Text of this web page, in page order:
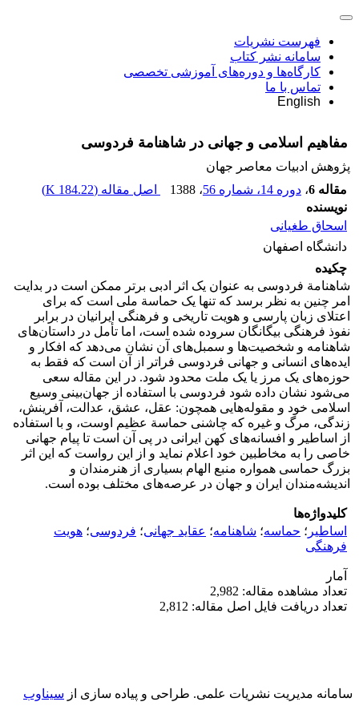
فهرست نشریات
سامانه نشر کتاب
کارگاه‌ها و دوره‌های آموزشی تخصصی
تماس با ما
English
مفاهیم اسلامی و جهانی در شاهنامة فردوسی
پژوهش ادبیات معاصر جهان
مقاله 6
، دوره 14، شماره 56 ، 1388 اصل مقاله (184.22 K
)
نویسنده
اسحاق طغیانی
دانشگاه اصفهان
چکیده
شاهنامة فردوسی به عنوان یک اثر ادبی برتر ممکن است در بدایت
امر چنین به نظر برسد که تنها یک حماسة ملی است که برای
اعتلای زبان پارسی و هویت تاریخی و فرهنگی ایرانیان در برابر
نفوذ فرهنگی بیگانگان سروده شده است، اما تأمل در داستان‌های
شاهنامه و شخصیت‌ها و سمبل‌های آن نشان می‌دهد که افکار و
ایده‌های انسانی و جهانی فردوسی فراتر از آن است که فقط به
حوزه‌های یک مرز یا یک ملت محدود شود. در این مقاله سعی
می‌شود نشان داده شود فردوسی با استفاده از جهان‌بینی وسیع
اسلامی خود و مقوله‌هایی همچون: عقل، عشق، عدالت، آفرینش،
زندگی، مرگ و غیره که چاشنی حماسة عظیم اوست، و با استفاده
از اساطیر و افسانه‌های کهن ایرانی در پی آن است تا پیام جهانی
خاصی را به مخاطبین خود اعلام نماید و از این رواست که این اثر
بزرگ حماسی همواره منبع الهام بسیاری از هنرمندان و
اندیشه‌مندان ایران و جهان در عرصه‌های مختلف بوده است.
کلیدواژه‌ها
اساطیر ؛ حماسه؛ شاهنامه؛ عقاید جهانی؛ فردوسی؛ هویت
فرهنگی
آمار
تعداد مشاهده مقاله: 2,982
تعداد دریافت فایل اصل مقاله: 2,812
سامانه مدیریت نشریات علمی. طراحی و پیاده سازی از سیناوب